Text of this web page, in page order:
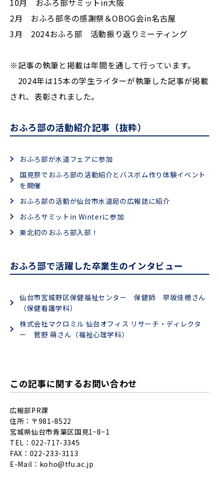
2月 おふろ部冬の感謝祭＆OBOG会in名古屋
3月 2024おふろ部 活動振り返りミーティング
※記事の執筆と掲載は年間を通して行っています。
2024年は15本の学生ライターが執筆した記事が掲載
され、表彰されました。
おふろ部の活動紹介記事（抜粋）
おふろ部が水道フェアに参加
国見祭でおふろ部の活動紹介とバスボム作り体験イベント
を開催
おふろ部の活動が仙台市水道局の広報誌に紹介
おふろサミットin Winterに参加
東北初のおふろ部入部！
おふろ部で活躍した卒業生のインタビュー
仙台市宮城野区保健福祉センター 保健師 早坂佳穂さん
（保健看護学科）
株式会社マクロミル 仙台オフィス リサーチ・ディレクタ
ー 菅野 萌さん（福祉心理学科）
この記事に関するお問い合わせ
広報部PR課
住所：〒981-8522
宮城県仙台市青葉区国見1−8−1
TEL：022-717-3345
FAX：022-233-3113
E-Mail： koho@tfu.ac.jp